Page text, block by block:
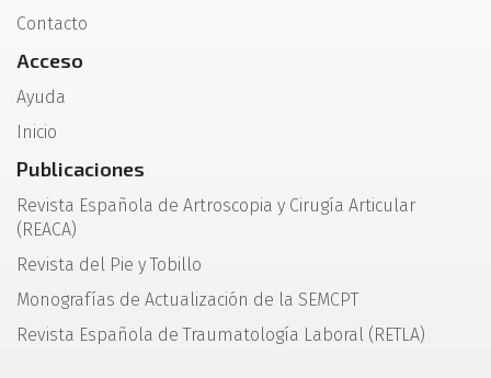
Contacto
Acceso
Ayuda
Inicio
Publicaciones
Revista Española de Artroscopia y Cirugía Articular
(REACA)
Revista del Pie y Tobillo
Monografías de Actualización de la SEMCPT
Revista Española de Traumatología Laboral (RETLA)